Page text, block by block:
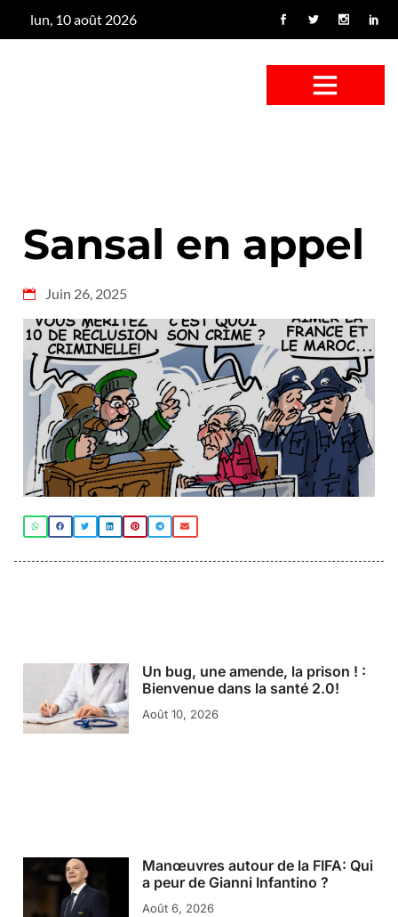
lun, 10 août 2026
Sansal en appel
Juin 26, 2025
Un bug, une amende, la prison ! :
Bienvenue dans la santé 2.0!
Août 10, 2026
Manœuvres autour de la FIFA: Qui
a peur de Gianni Infantino ?
Août 6, 2026